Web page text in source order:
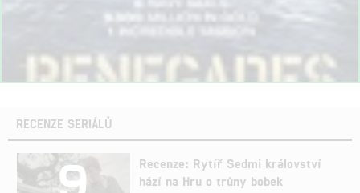
RECENZE SERIÁLŮ
9
Recenze: Rytíř Sedmi království
hází na Hru o trůny bobek